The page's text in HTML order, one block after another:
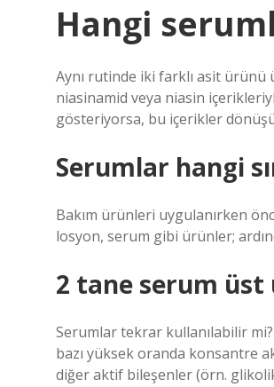
Hangi
Aynı rutinde iki farklı asit ürünü
niasinamid veya niasin
gösteriyorsa, bu içerikler
Serumlar hangi
Bakım ürünleri uygulanırken
losyon, serum gibi ürünler;
2 tane serum üst
Serumlar tekrar kullanılabilir
bazı yüksek oranda konsantre
diğer aktif bileşenler (örn.